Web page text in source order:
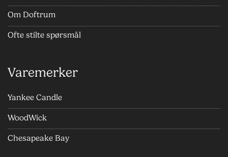
Om Doftrum
Ofte stilte spørsmål
Varemerker
Yankee Candle
WoodWick
Chesapeake Bay